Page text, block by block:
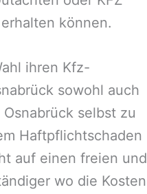
können.
ihren Kfz-
sowohl auch
Osnabrückselbst zu
Haftpflichtschaden
auf einen freien und
wo die Kosten